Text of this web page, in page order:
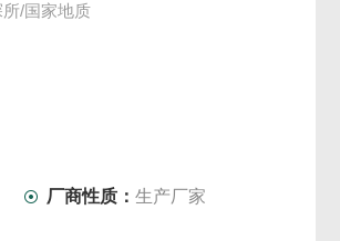
/国家地质
厂商性质：生产厂家